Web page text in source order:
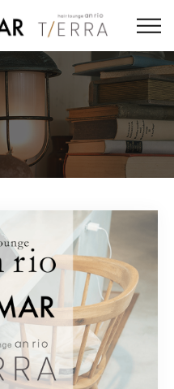
US
MAR〉
〉
人・採用